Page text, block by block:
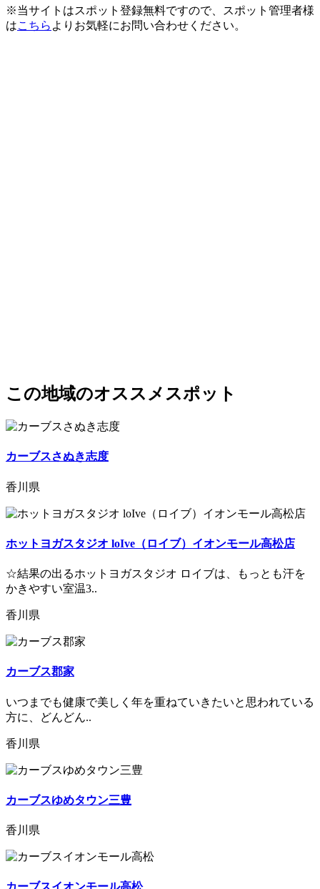
※当サイトはスポット登録無料ですので、スポット管理者様
はこちら よりお気軽にお問い合わせください。
この地域のオススメスポット
カーブスさぬき志度
香川県
ホットヨガスタジオ loIve（ロイブ）イオンモール高松店
☆結果の出るホットヨガスタジオ ロイブは、もっとも汗を
かきやすい室温3..
香川県
カーブス郡家
いつまでも健康で美しく年を重ねていきたいと思われている
方に、どんどん..
香川県
カーブスゆめタウン三豊
香川県